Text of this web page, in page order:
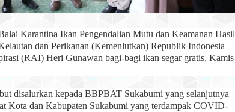
Karantina Ikan Pengendalian Mutu dan Keamanan Hasil
dan Perikanan (Kemenlutkan) Republik Indonesia
(RAI) Heri Gunawan bagi-bagi ikan segar gratis, Kamis
disalurkan kepada BBPBAT Sukabumi yang selanjutnya
Kota dan Kabupaten Sukabumi yang terdampak COVID-